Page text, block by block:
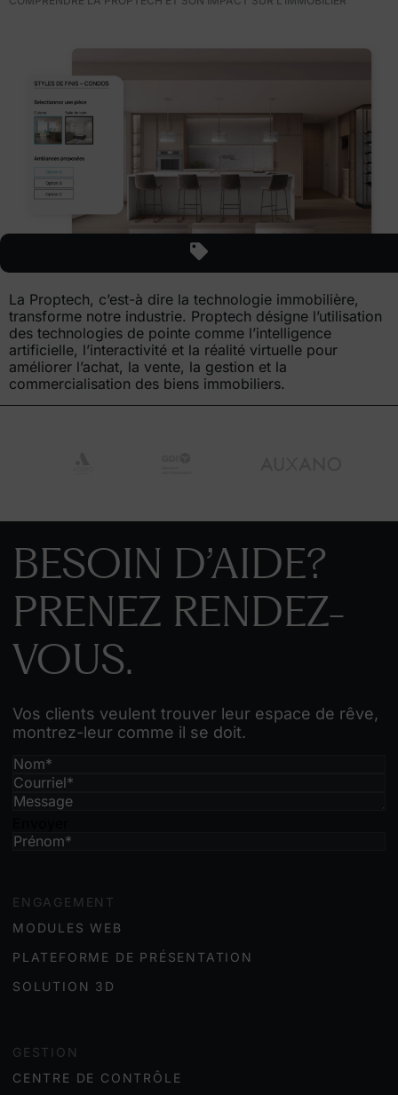
La Proptech, c’est-à dire la technologie immobilière,
transforme notre industrie. Proptech désigne l’utilisation
des technologies de pointe comme l’intelligence
artificielle, l’interactivité et la réalité virtuelle pour
améliorer l’achat, la vente, la gestion et la
commercialisation des biens immobiliers.
BESOIN D’AIDE?
PRENEZ RENDEZ-
VOUS.
Vos clients veulent trouver leur espace de rêve,
montrez-leur comme il se doit.
ENGAGEMENT
MODULES WEB
PLATEFORME DE PRÉSENTATION
SOLUTION 3D
GESTION
CENTRE DE CONTRÔLE